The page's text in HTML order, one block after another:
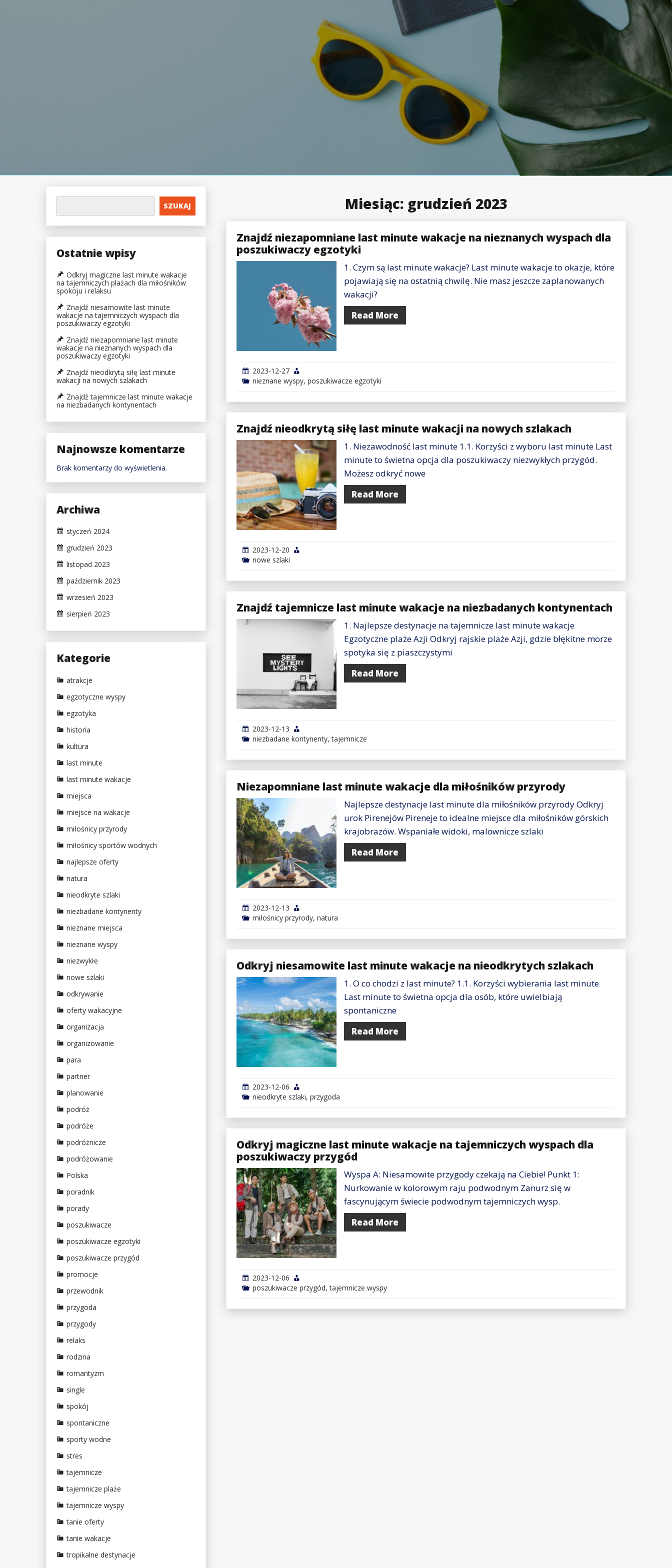
Miesiąc: grudzień 2023
Znajdź niezapomniane last minute wakacje na nieznanych wyspach dla
poszukiwaczy egzotyki
1. Czym są last minute wakacje? Last minute wakacje to okazje, które
pojawiają się na ostatnią chwilę. Nie masz jeszcze zaplanowanych
wakacji?
Read More
2023-12-27
nieznane wyspy, poszukiwacze egzotyki
Znajdź nieodkrytą siłę last minute wakacji na nowych szlakach
1. Niezawodność last minute 1.1. Korzyści z wyboru last minute Last
minute to świetna opcja dla poszukiwaczy niezwykłych przygód.
Możesz odkryć nowe
Read More
2023-12-20
nowe szlaki
Znajdź tajemnicze last minute wakacje na niezbadanych kontynentach
1. Najlepsze destynacje na tajemnicze last minute wakacje
Egzotyczne plaże Azji Odkryj rajskie plaże Azji, gdzie błękitne morze
spotyka się z piaszczystymi
Read More
2023-12-13
niezbadane kontynenty,tajemnicze
Niezapomniane last minute wakacje dla miłośników przyrody
Najlepsze destynacje last minute dla miłośników przyrody Odkryj
urok Pirenejów Pireneje to idealne miejsce dla miłośników górskich
krajobrazów. Wspaniałe widoki, malownicze szlaki
Read More
2023-12-13
miłośnicy przyrody, natura
Odkryj niesamowite last minute wakacje na nieodkrytych szlakach
1. O co chodzi z last minute? 1.1. Korzyści wybierania last minute
Last minute to świetna opcja dla osób, które uwielbiają
spontaniczne
Read More
2023-12-06
nieodkryte szlaki, przygoda
Odkryj magiczne last minute wakacje na tajemniczych wyspach dla
poszukiwaczy przygód
Wyspa A: Niesamowite przygody czekają na Ciebie! Punkt 1:
Nurkowanie w kolorowym raju podwodnym Zanurz się w
fascynującym świecie podwodnym tajemniczych wysp.
Read More
2023-12-06
poszukiwacze przygód,tajemnicze wyspy
SZUKAJ
Ostatnie wpisy
Odkryj magiczne last minute wakacje
na tajemniczych plażach dla miłośników
spokoju i relaksu
Znajdź niesamowite last minute
wakacje na tajemniczych wyspach dla
poszukiwaczy egzotyki
Znajdź niezapomniane last minute
wakacje na nieznanych wyspach dla
poszukiwaczy egzotyki
Znajdź nieodkrytą siłę last minute
wakacji na nowych szlakach
Znajdź tajemnicze last minute wakacje
na niezbadanych kontynentach
Najnowsze komentarze
Brak komentarzy do wyświetlenia.
Archiwa
styczeń 2024
grudzień 2023
listopad 2023
październik 2023
wrzesień 2023
sierpień 2023
Kategorie
atrakcje
egzotyczne wyspy
egzotyka
historia
kultura
last minute
last minute wakacje
miejsca
miejsce na wakacje
miłośnicy przyrody
miłośnicy sportów wodnych
najlepsze oferty
natura
nieodkryte szlaki
niezbadane kontynenty
nieznane miejsca
nieznane wyspy
niezwykłe
nowe szlaki
odkrywanie
oferty wakacyjne
organizacja
organizowanie
para
partner
planowanie
podróż
podróże
podróżnicze
podróżowanie
Polska
poradnik
porady
poszukiwacze
poszukiwacze egzotyki
poszukiwacze przygód
promocje
przewodnik
przygoda
przygody
relaks
rodzina
romantyzm
single
spokój
spontaniczne
sporty wodne
stres
tajemnicze
tajemnicze plaże
tajemnicze wyspy
tanie oferty
tanie wakacje
tropikalne destynacje